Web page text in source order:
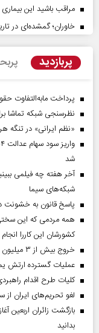
مراقب باشید این
خاوران؛ گمشده‌ای در
پربازدید
پرداخت مابه‌التفاوت
نظرسنجی شبکه تماشا
«نظم ایرانی» در تنگه
شد
آخر هفته چه فیلمی
شبکه‌های سیما
پاسخ قانون به خشونت
همه مردمی که این
کشورشان این کاررا
خروج بیش از ۳ میلیون زائر از تمام مرز‌های کشور
عملیات گسترده ارتش
کلیات طرح اقدام
لغو تحریم‌های ایران
بدانید